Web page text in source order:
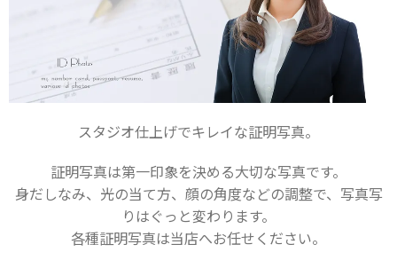
スタジオ仕上げでキレイな証明写真。
証明写真は第一印象を決める大切な写真です。
身だしなみ、光の当て方、顔の角度などの調整で、写真写
りはぐっと変わります。
各種証明写真は当店へお任せください。